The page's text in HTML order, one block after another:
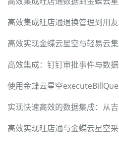
高效集成旺店通退换管理到用
高效实现金蝶云星空与轻易云
高效集成：钉钉审批事件与数
使用金蝶云星空
高效实现旺店通与金蝶云星空